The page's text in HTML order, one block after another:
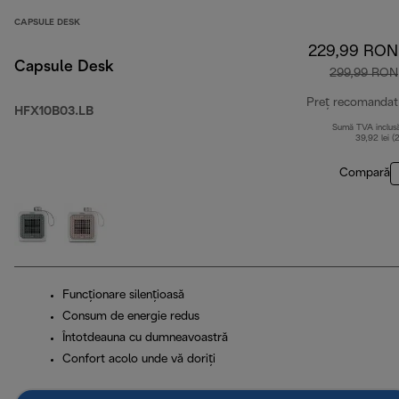
CAPSULE DESK
Capsule Desk
HFX10B03.LB
229,99 RON
299,99 RON
Preț recomandat
Sumă TVA
39,92 lei
Compară
Funcţionare silenţioasă
Consum de energie redus
Întotdeauna cu dumneavoastră
Confort acolo unde vă doriți